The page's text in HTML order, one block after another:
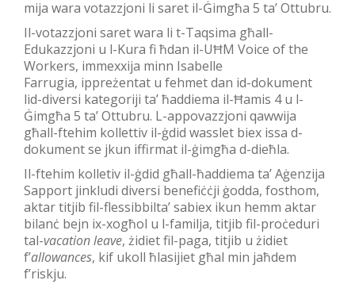
mija wara votazzjoni li saret il-Ġimgħa 5 ta’ Ottubru.
Il-votazzjoni saret wara li t-Taqsima għall-
Edukazzjoni u l-Kura fi ħdan il-UĦM Voice of the
Workers, immexxija minn Isabelle
Farrugia, ippreżentat u fehmet dan id-dokument
lid-diversi kategoriji ta’ ħaddiema il-Ħamis 4 u l-
Ġimgħa 5 ta’ Ottubru. L-appovazzjoni qawwija
għall-ftehim kollettiv il-ġdid wasslet biex issa d-
dokument se jkun iffirmat il-ġimgħa d-dieħla.
Il-ftehim kolletiv il-ġdid għall-ħaddiema ta’ Aġenzija
Sapport jinkludi diversi benefiċċji ġodda, fosthom,
aktar titjib fil-flessibbilta’ sabiex ikun hemm aktar
bilanċ bejn ix-xogħol u l-familja, titjib fil-proċeduri
tal-vacation leave, żidiet fil-paga, titjib u żidiet
f’allowances, kif ukoll ħlasijiet għal min jaħdem
f’riskju.